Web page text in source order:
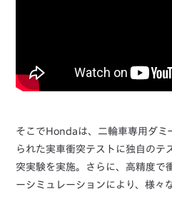
そこでHondaは、二輪車専用ダミ
られた実車衝突テストに独自のテ
突実験を実施。さらに、高精度で
ーシミュレーションにより、様々